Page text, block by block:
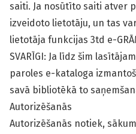
saiti. Ja nosūtīto saiti atver
izveidoto lietotāju, un tas
lietotāja funkcijas 3td e-
SVARĪGI: Ja līdz šim
paroles e-kataloga
savā bibliotēkā to
Autorizēšanās
Autorizēšanās notiek,